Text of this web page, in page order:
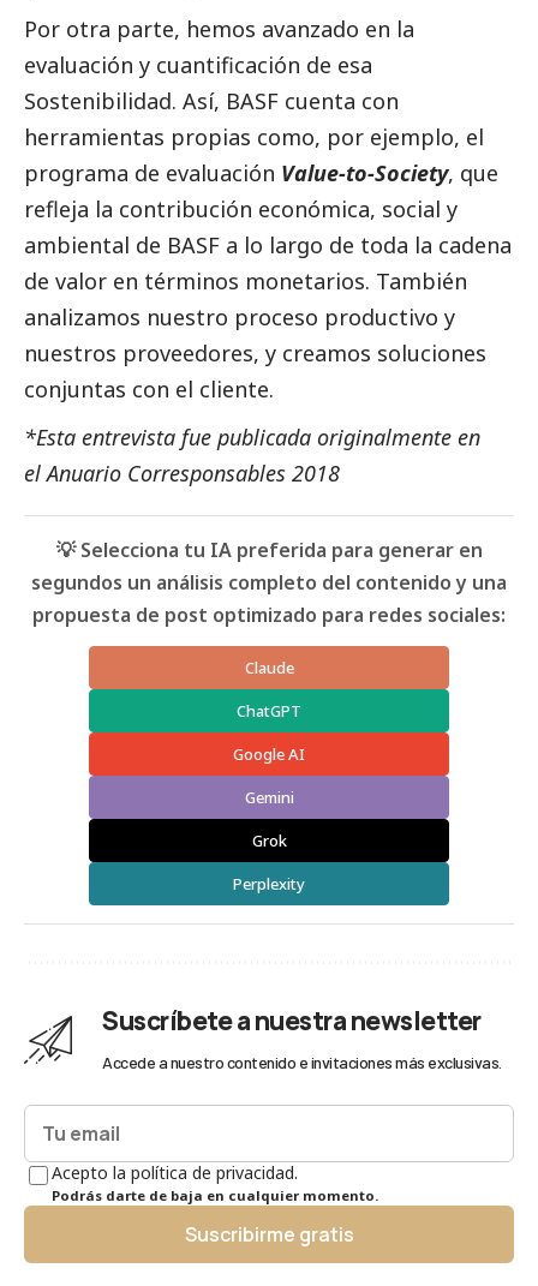
Por otra parte, hemos avanzado en la
evaluación y cuantificación de esa
Sostenibilidad. Así, BASF cuenta con
herramientas propias como, por ejemplo, el
programa de evaluación Value-to-Society, que
refleja la contribución económica, social y
ambiental de BASF a lo largo de toda la cadena
de valor en términos monetarios. También
analizamos nuestro proceso productivo y
nuestros proveedores, y creamos soluciones
conjuntas con el cliente.
*Esta entrevista fue publicada originalmente en
elAnuario Corresponsables 2018
💡 Selecciona tu IA preferida para generar en
segundos un análisis completo del contenido y una
propuesta de post optimizado para redes sociales:
Claude
ChatGPT
Google AI
Gemini
Grok
Perplexity
Suscríbete a nuestra newsletter
Accede a nuestro contenido e invitaciones más exclusivas.
Acepto la política de privacidad.
Podrás darte de baja en cualquier momento.
Suscribirme gratis